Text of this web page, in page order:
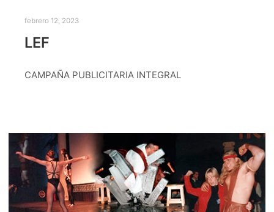
febrero 12, 2023
LEF
CAMPAÑA PUBLICITARIA INTEGRAL